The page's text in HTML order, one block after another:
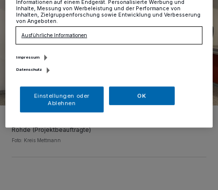
(v.l.) Kreis-Ordnungsdezernent Nils Hanheide, Landrat Thomas
Rohde (Projektbeauftragte)
Foto: Kreis Mettmann
Informationen auf einem Endgerät. Personalisierte Werbung und
Inhalte, Messung von Werbeleistung und der Performance von
Inhalten, Zielgruppenforschung sowie Entwicklung und Verbesserung
von Angeboten.
Ausführliche Informationen
Impressum
Datenschutz
Einstellungen oder
Ablehnen
OK